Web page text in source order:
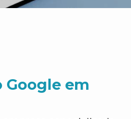
Google em